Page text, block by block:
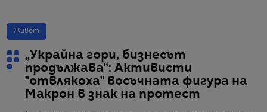
Живот
„Украйна гори, бизнесът
продължава“: Активисти
"отвлякоха" восъчната фигура на
Макрон в знак на протест